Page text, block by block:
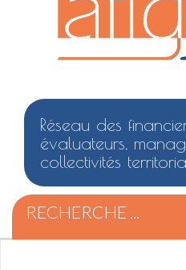
Réseau des
évaluateurs,
collectivités
c